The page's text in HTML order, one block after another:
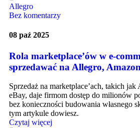
Allegro
Bez komentarzy
08 paź 2025
Rola marketplace’ów w e-
sprzedawać na Allegro,
Sprzedaż na marketplace’ach, takich
eBay, daje firmom dostęp do milionów
bez konieczności budowania własnego
tym artykule dowiesz.
Czytaj więcej